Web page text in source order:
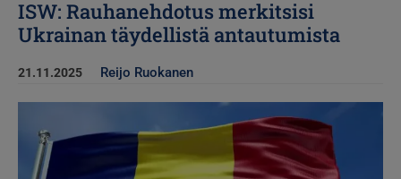
ISW: Rauhanehdotus merkitsisi
Ukrainan täydellistä antautumista
21.11.2025 Reijo Ruokanen